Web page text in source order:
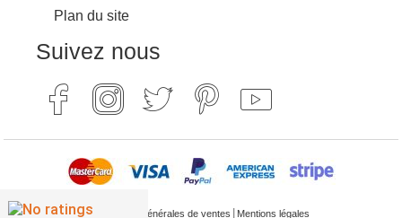
Plan du site
Suivez nous
Conditions générales de ventes Mentions légales